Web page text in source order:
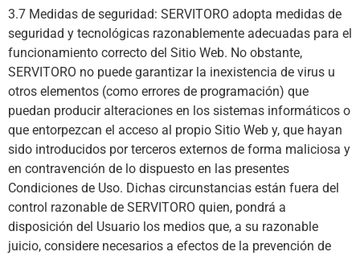
3.7 Medidas de seguridad: SERVITORO adopta medidas de
seguridad y tecnológicas razonablemente adecuadas para el
funcionamiento correcto del Sitio Web. No obstante,
SERVITORO no puede garantizar la inexistencia de virus u
otros elementos (como errores de programación) que
puedan producir alteraciones en los sistemas informáticos o
que entorpezcan el acceso al propio Sitio Web y, que hayan
sido introducidos por terceros externos de forma maliciosa y
en contravención de lo dispuesto en las presentes
Condiciones de Uso. Dichas circunstancias están fuera del
control razonable de SERVITORO quien, pondrá a
disposición del Usuario los medios que, a su razonable
juicio, considere necesarios a efectos de la prevención de